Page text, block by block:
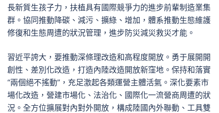
長新質生孩子力，扶植具有國際競爭力的進步前輩制造業集
群。協同推動降碳、減污、擴綠、增加，體系推動生態維護
修復和生態周遭的狀況管理，進步防災減災救災才能。
習近平誇大，要推動深條理改造和高程度開放。勇于展開開
創性、差別化改造，打造內陸改造開放新窪地。保持和落實
“兩個絕不搖動”，充足激起各類運營主體活氣。深化要素市
場化改造，營建市場化、法治化、國際化一流營商周遭的狀
況。全方位擴展對內對外開放，構成陸國內外聯動、工具雙